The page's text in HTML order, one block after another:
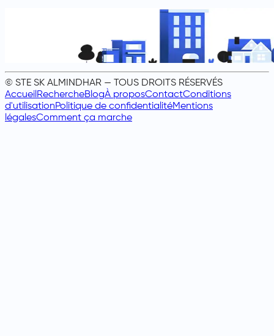
© STE SK ALMINDHAR — TOUS DROITS RÉSERVÉS
AccueilRechercheBlogÀ proposContactConditions
d'utilisationPolitique de confidentialitéMentions
légalesComment ça marche